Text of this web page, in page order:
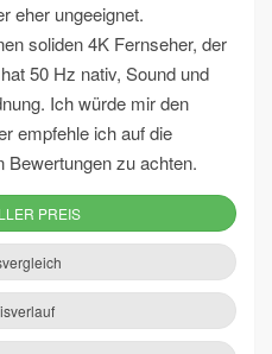
eher ungeeignet.
soliden 4K Fernseher, der
50 Hz nativ, Sound und
Ich würde mir den
empfehle ich auf die
Bewertungen zu achten.
PREIS